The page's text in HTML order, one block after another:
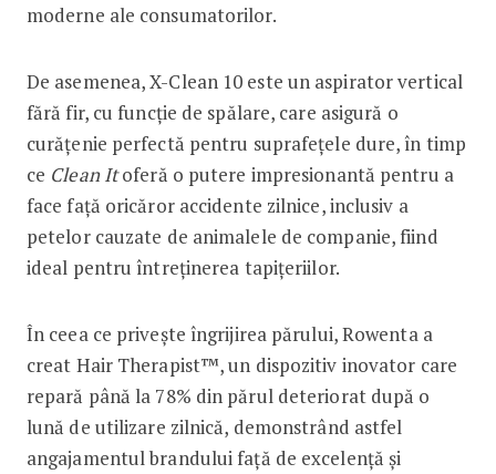
moderne ale consumatorilor.
De asemenea, X-Clean 10 este un aspirator vertical
fără fir, cu funcție de spălare, care asigură o
curățenie perfectă pentru suprafețele dure, în timp
ce Clean Itoferă o putere impresionantă pentru a
face față oricăror accidente zilnice, inclusiv a
petelor cauzate de animalele de companie, fiind
ideal pentru întreținerea tapițeriilor.
În ceea ce privește îngrijirea părului, Rowenta a
creat Hair Therapist™, un dispozitiv inovator care
repară până la 78% din părul deteriorat după o
lună de utilizare zilnică, demonstrând astfel
angajamentul brandului față de excelență și